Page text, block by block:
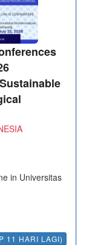
in Universitas
11 HARI LAGI)